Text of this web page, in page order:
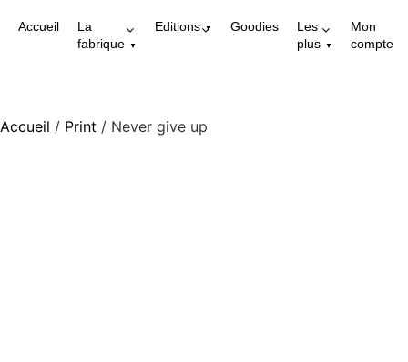
Accueil
La
fabrique
Editions Goodies
Les
plus
Mon
compte
Accueil / Print / Never give up